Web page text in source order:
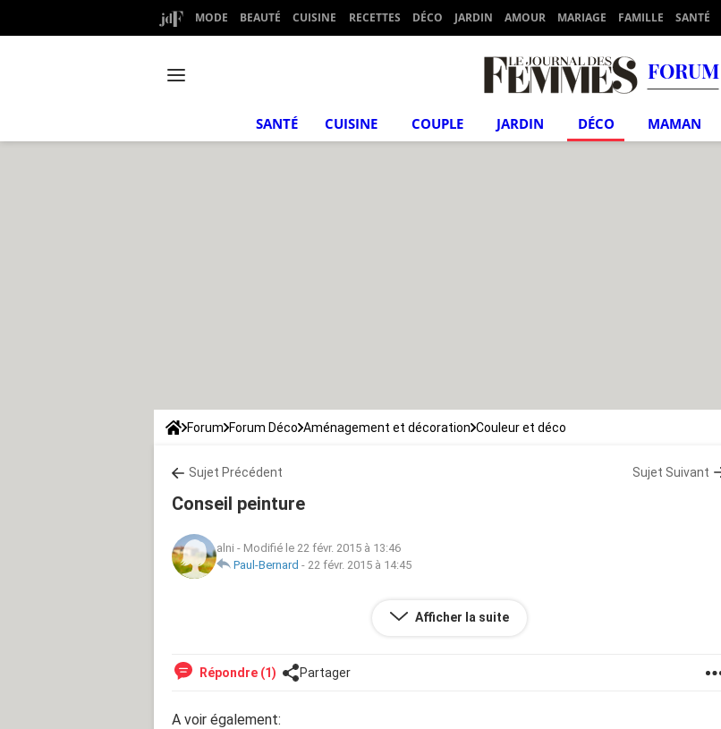
MODE BEAUTÉ CUISINE RECETTES DÉCO JARDIN AMOUR MARIAGE FAMILLE SANTÉ
FORUM
SANTÉ CUISINE COUPLE JARDIN DÉCO MAMAN
Forum Forum Déco Aménagement et décoration Couleur et déco
Sujet Précédent Sujet Suivant
Conseil peinture
alni - Modifié le 22 févr. 2015 à 13:46
Paul-Bernard - 22 févr. 2015 à 14:45
urgent comment attenuer ma peinture vert anis ? merci de repondre
Afficher la suite
Répondre (1) Partager
A voir également: